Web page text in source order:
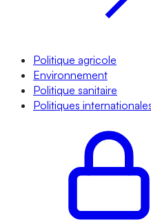
Politique agricole
Environnement
Politique sanitaire
Politiques